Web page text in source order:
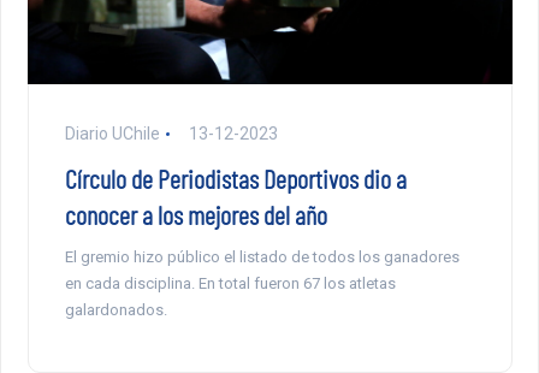
Diario UChile 13-12-2023
Círculo de Periodistas Deportivos dio a
conocer a los mejores del año
El gremio hizo público el listado de todos los ganadores
en cada disciplina. En total fueron 67 los atletas
galardonados.